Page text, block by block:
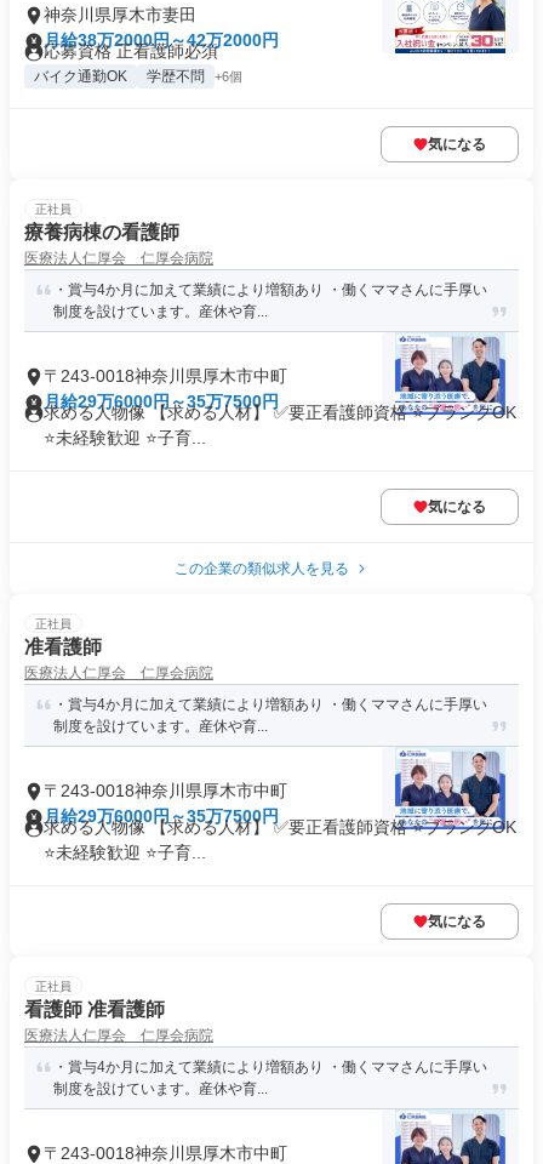
神奈川県厚木市妻田
月給38万2000円～42万2000円
応募資格 正看護師必須
バイク通勤OK 学歴不問 +6個
気になる
正社員
療養病棟の看護師
医療法人仁厚会 仁厚会病院
・賞与4か月に加えて業績により増額あり ・働くママさんに手厚い
制度を設けています。産休や育...
〒243-0018神奈川県厚木市中町
月給29万6000円～35万7500円
求める人物像 【求める人材】 ✅要正看護師資格 ⭐ブランクOK
⭐未経験歓迎 ⭐子育...
気になる
この企業の類似求人を見る
正社員
准看護師
医療法人仁厚会 仁厚会病院
・賞与4か月に加えて業績により増額あり ・働くママさんに手厚い
制度を設けています。産休や育...
〒243-0018神奈川県厚木市中町
月給29万6000円～35万7500円
求める人物像 【求める人材】 ✅要正看護師資格 ⭐ブランクOK
⭐未経験歓迎 ⭐子育...
気になる
正社員
看護師 准看護師
医療法人仁厚会 仁厚会病院
・賞与4か月に加えて業績により増額あり ・働くママさんに手厚い
制度を設けています。産休や育...
〒243-0018神奈川県厚木市中町